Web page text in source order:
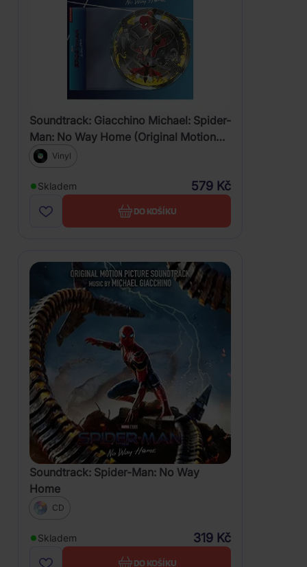
Soundtrack: Giacchino Michael: Spider-
Man: No Way Home (Original Motion
Picture Soundtrack Picture Disc)
Vinyl
Skladem 579 Kč
DO KOŠÍKU
Soundtrack: Spider-Man: No Way
Home
CD
Skladem 319 Kč
DO KOŠÍKU